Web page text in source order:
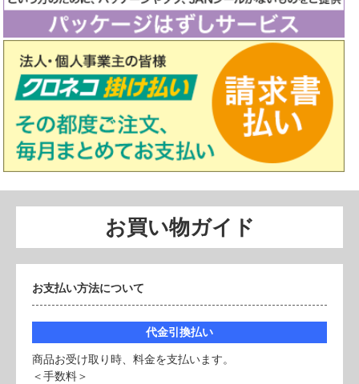
お買い物ガイド
お支払い方法について
代金引換払い
商品お受け取り時、料金を支払います。
＜手数料＞